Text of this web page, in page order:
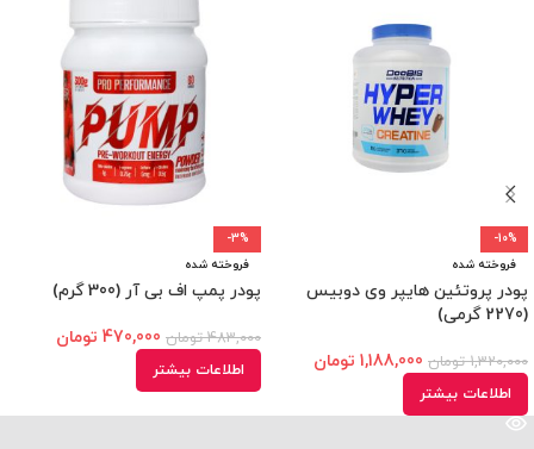
-10%
فروخته شده
پودر پروتئین هایپر وی دوبیس
(2270 گرمی)
1,320,000 تومان 1,188,000 تومان
اطلاعات بیشتر
-3%
فروخته شده
پودر پمپ اف بی آر (300 گرم)
483,000 تومان 470,000 تومان
اطلاعات بیشتر